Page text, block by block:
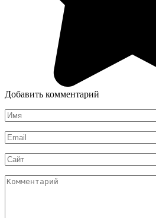
Добавить комментарий
Имя
*
Email
*
Сайт
Комментарий